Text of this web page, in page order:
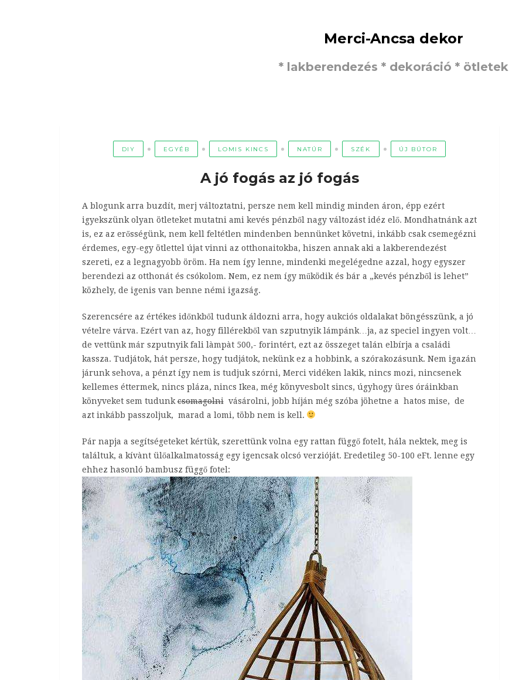
Merci-Ancsa dekor
* lakberendezés * dekoráció * ötletek
DIY EGYÉB LOMIS KINCS NATÚR SZÉK ÚJ BÚTOR
A jó fogás az jó fogás
A blogunk arra buzdít, merj változtatni, persze nem kell mindig minden áron, épp ezért
igyekszünk olyan ötleteket mutatni ami kevés pénzből nagy változást idéz elő. Mondhatnánk azt
is, ez az erősségünk, nem kell feltétlen mindenben bennünket követni, inkább csak csemegézni
érdemes, egy-egy ötlettel újat vinni az otthonaitokba, hiszen annak aki a lakberendezést
szereti, ez a legnagyobb öröm. Ha nem így lenne, mindenki megelégedne azzal, hogy egyszer
berendezi az otthonát és csókolom. Nem, ez nem így működik és bár a „kevés pénzből is lehet”
közhely, de igenis van benne némi igazság.
Szerencsére az értékes időnkből tudunk áldozni arra, hogy aukciós oldalakat böngésszünk, a jó
vételre várva. Ezért van az, hogy fillérekből van szputnyik lámpánk…ja, az speciel ingyen volt…
de vettünk már szputnyik fali làmpàt 500,- forintért, ezt az összeget talán elbírja a családi
kassza. Tudjátok, hát persze, hogy tudjátok, nekünk ez a hobbink, a szórakozásunk. Nem igazán
járunk sehova, a pénzt így nem is tudjuk szórni, Merci vidéken lakik, nincs mozi, nincsenek
kellemes éttermek, nincs pláza, nincs Ikea, még könyvesbolt sincs, úgyhogy üres óráinkban
könyveket sem tudunkcsomagolnivásárolni, jobb híján még szóba jöhetne a hatos mise, de
azt inkább passzoljuk, marad a lomi, több nem is kell.
Pár napja a segítségeteket kértük, szerettünk volna egy rattan függő fotelt, hála nektek, meg is
találtuk, a kívànt ülőalkalmatosság egy igencsak olcsó verzióját. Eredetileg 50-100 eFt. lenne egy
ehhez hasonló bambusz függő fotel: